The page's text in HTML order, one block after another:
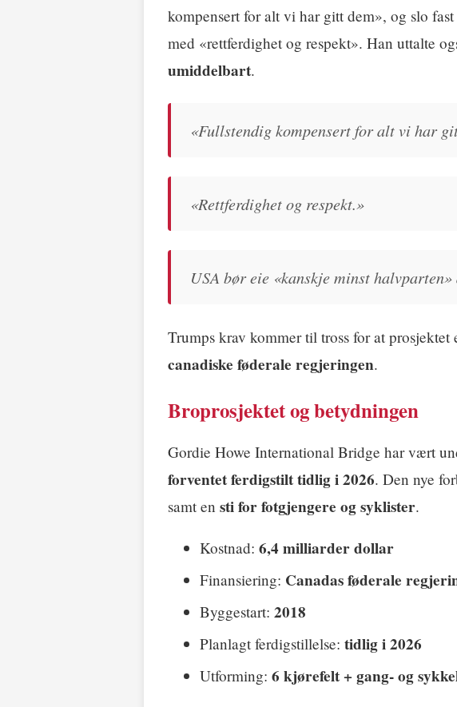
kompensert for alt vi har gitt dem», og slo
med «rettferdighet og respekt». Han uttalte
umiddelbart.
«Fullstendig kompensert for alt vi har
«Rettferdighet og respekt.»
USA bør eie «kanskje minst halvparten»
Trumps krav kommer til tross for at prosjektet
canadiske føderale regjeringen.
Broprosjektet og betydningen
Gordie Howe International Bridge har vært
forventet ferdigstilt tidlig i 2026. Den nye
samt en sti for fotgjengere og syklister.
Kostnad: 6,4 milliarder dollar
Finansiering: Canadas føderale
Byggestart: 2018
Planlagt ferdigstillelse: tidlig i 2026
Utforming: 6 kjørefelt + gang- og